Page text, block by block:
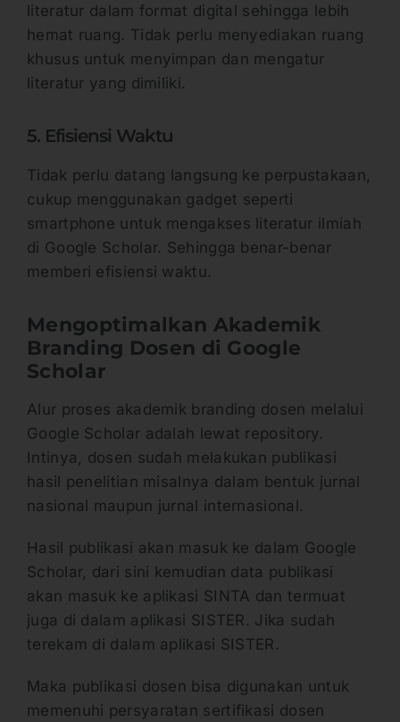
literatur dalam format digital sehingga lebih
hemat ruang. Tidak perlu menyediakan ruang
khusus untuk menyimpan dan mengatur
literatur yang dimiliki.
5. Efisiensi Waktu
Tidak perlu datang langsung ke perpustakaan,
cukup menggunakan gadget seperti
smartphone untuk mengakses literatur ilmiah
di Google Scholar. Sehingga benar-benar
memberi efisiensi waktu.
Mengoptimalkan Akademik
Branding Dosen di Google
Scholar
Alur proses akademik branding dosen melalui
Google Scholar adalah lewat repository.
Intinya, dosen sudah melakukan publikasi
hasil penelitian misalnya dalam bentuk jurnal
nasional maupun jurnal internasional.
Hasil publikasi akan masuk ke dalam Google
Scholar, dari sini kemudian data publikasi
akan masuk ke aplikasi SINTA dan termuat
juga di dalam aplikasi SISTER. Jika sudah
terekam di dalam aplikasi SISTER.
Maka publikasi dosen bisa digunakan untuk
memenuhi persyaratan sertifikasi dosen